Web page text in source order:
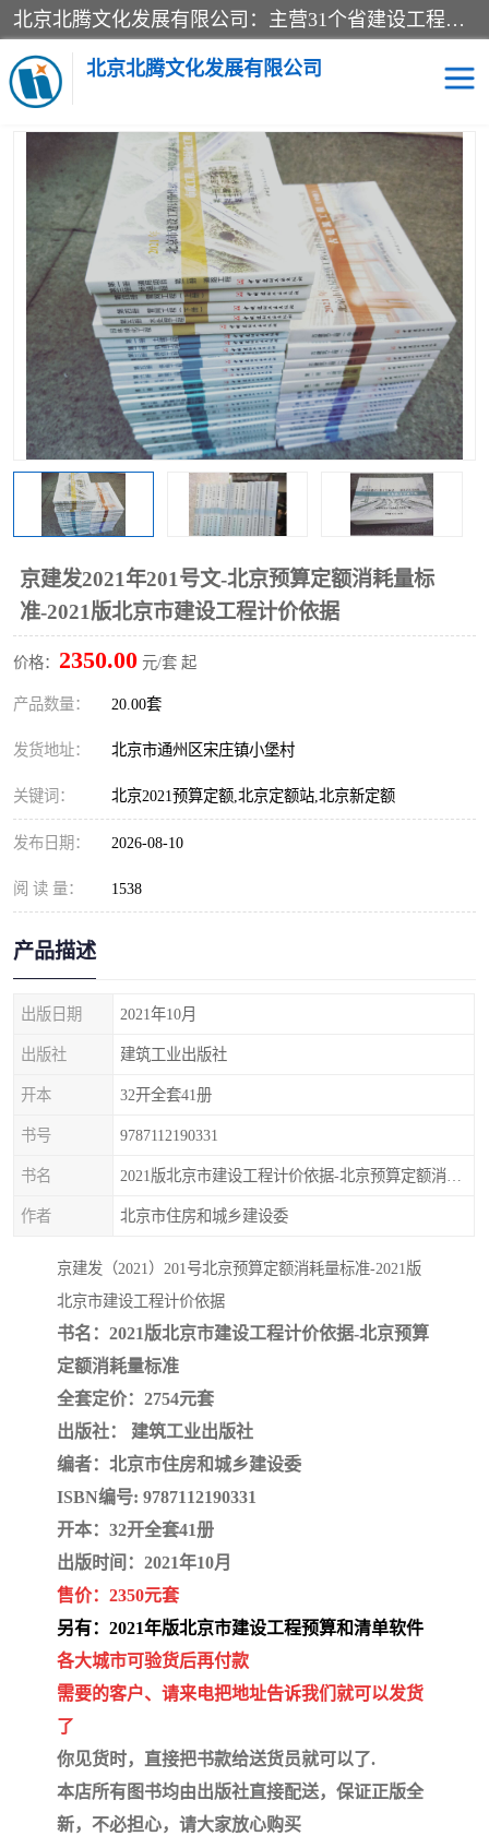
北京北腾文化发展有限公司：主营31个省建设工程预算书,工程预算软件,工程计价依据,工程造价定额,工程量清单计价定额,建设工程量消耗量定额,各行业工程预算定额,铁路定额,电力定额,矿山定额,*,黄金定额,钢铁企业检修定额,中石化安装检修定额,煤矿图书,医院书籍等.诚信的经营，在发展的同时公司不忘不断总结不断优化为客户的服务，和一如既往的热情赢得了新老客户的极高评价及青睐。
北京北腾文化发展有限公司
当前位置：首页>供应商机>北京市建设工程消耗量定额> 京建发
2021年201号文-北京预算定额消耗量标准-2021版北京市建设工程计价
依据
京建发2021年201号文-北京预算定额消耗量标
准-2021版北京市建设工程计价依据
价格： 2350.00 元/套 起
产品数量： 20.00套
发货地址： 北京市通州区宋庄镇小堡村
关键词： 北京2021预算定额,北京定额站,北京新定额
发布日期： 2026-08-10
阅 读 量： 1538
产品描述
出版日期 2021年10月
出版社 建筑工业出版社
开本 32开全套41册
书号 9787112190331
书名
作者 北京市住房和城乡建设委
京建发（2021）201号北京预算定额消耗量标准-2021版
北京市建设工程计价依据
书名：2021版北京市建设工程计价依据-北京预算
定额消耗量标准
全套定价：2754元套
出版社： 建筑工业出版社
编者：北京市住房和城乡建设委
ISBN编号: 9787112190331
开本：32开全套41册
出版时间：2021年10月
售价：2350元套
另有：2021年版北京市建设工程预算和清单软件
各大城市可验货后再付款
需要的客户、请来电把地址告诉我们就可以发货
了
你见货时，直接把书款给送货员就可以了.
本店所有图书均由出版社直接配送，保证正版全
新，不必担心，请大家放心购买
医院图书 预算定额
电力图书 煤矿图书
标准图书 铁路建设工程预算定额
电力行业工程预算定额 石油化工安装预算定额
新石油化工检修定额 石油化工概算定额数据
石油建设安装工程预算定 长输管道工程检修维修预
算定额
山东省工程预算定额 法律图书
电网技改,拆除,检修定额 炼油化工计价依据定额
信息通信建设工程预算定
额
火力发电机组检修定额
湖北建设工程消耗量定额
冶金工业建设工程预算定
额
电子工程概预算定额
内河航运工程概预算定额
吉林建设工程计价定额
福建建设工程预算定额
江西省建筑工程预算定额 安徽省建设工程预算定额
锅炉及压力容器规范国际
性规范ASME
广东省建设工程预算定额
湖北省建设工程预算定额
甘肃省建设工程预算定额
内蒙古建设工程预算定额
陕西建设工程消耗量定额 新疆建设工程预算定额
贵州水利水电定额
青海省建筑工程消耗量定
20kv及以下配电网工程定 地质灾害治理工程质量检
验评定标准
广西建筑安装工程预算定 内河沿海港口疏浚定额
*考军校教材
依据
海南省建设工程预算定额 浙江省建设工程预算定额